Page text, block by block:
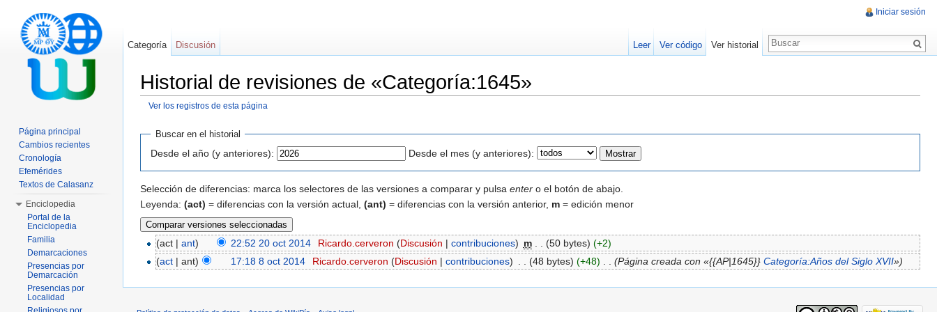
Historial de revisiones de «Categoría:1645»
Ver los registros de esta página
Buscar en el historial
Desde el año (y anteriores): Desde el mes (y anteriores):
Selección de diferencias: marca los selectores de las versiones a comparar y pulsa enter o el botón de abajo.
Leyenda: (act) = diferencias con la versión actual, (ant) = diferencias con la versión anterior, m = edición menor
(act |ant) 22:52 20 oct 2014 Ricardo.cerveron (Discusión | contribuciones) m (50 bytes) (+2)
(act | ant) 17:18 8 oct 2014 Ricardo.cerveron (Discusión | contribuciones) (48 bytes) (+48) (Página creada con «{{AP|1645}} Categoría:Años del Siglo XVII»)
Iniciar sesión
Categoría Discusión Leer Ver código Ver historial
Página principal
Cambios recientes
Cronología
Efemérides
Textos de Calasanz
Enciclopedia
Portal de la
Enciclopedia
Familia
Demarcaciones
Presencias por
Demarcación
Presencias por
Localidad